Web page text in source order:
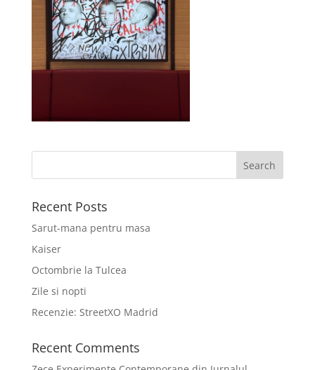
Recent Posts
Sarut-mana pentru masa
Kaiser
Octombrie la Tulcea
Zile si nopti
Recenzie: StreetXO Madrid
Recent Comments